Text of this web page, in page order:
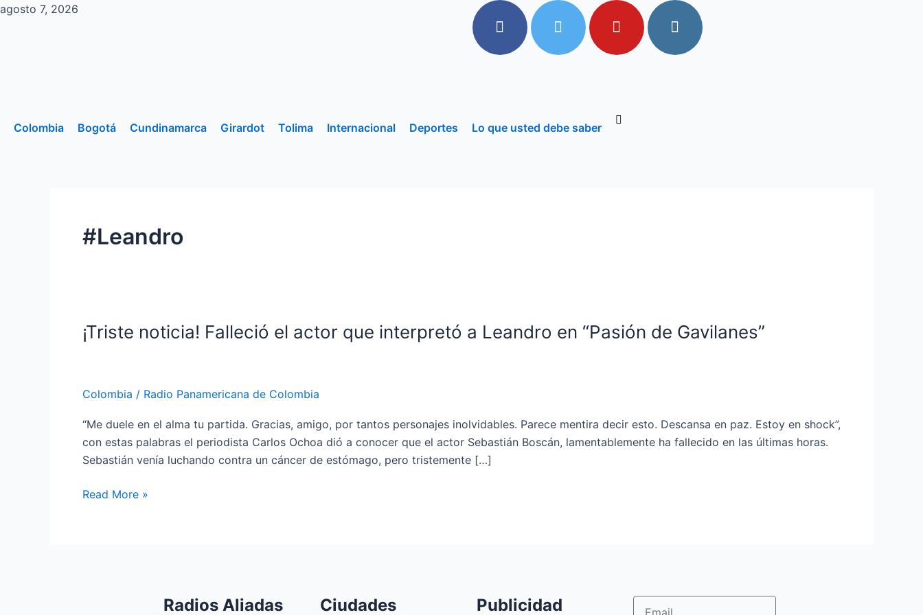
Ir
agosto 7, 2026
Colombia Bogotá Cundinamarca Girardot Tolima Internacional Deportes Lo que usted debe saber
#Leandro
¡Triste noticia! Falleció el actor que interpretó a Leandro en “Pasión de Gavilanes”
Colombia / Radio Panamericana de Colombia
“Me duele en el alma tu partida. Gracias, amigo, por tantos personajes inolvidables. Parece mentira decir esto. Descansa en paz. Estoy en shock”,
con estas palabras el periodista Carlos Ochoa dió a conocer que el actor Sebastián Boscán, lamentablemente ha fallecido en las últimas horas.
Sebastián venía luchando contra un cáncer de estómago, pero tristemente […]
¡Triste
actor
que
interpretó
a
en
Read More »
Radios Aliadas Ciudades Publicidad